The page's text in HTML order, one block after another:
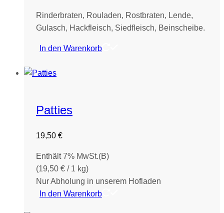
Rinderbraten, Rouladen, Rostbraten, Lende,
Gulasch, Hackfleisch, Siedfleisch, Beinscheibe.
In den Warenkorb
Patties
19,50 €
Enthält 7% MwSt.(B)
(19,50 € / 1 kg)
Nur Abholung in unserem Hofladen
In den Warenkorb